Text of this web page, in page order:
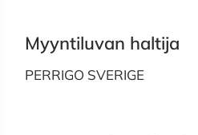
Myyntiluvan haltija
PERRIGO SVERIGE